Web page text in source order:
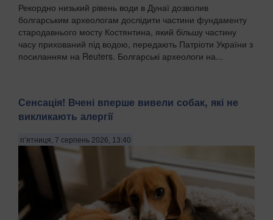
Рекордно низький рівень води в Дунаї дозволив
болгарським археологам дослідити частини фундаменту
стародавнього мосту Костянтина, який більшу частину
часу прихований під водою, передають Патріоти України з
посиланням на Reuters. Болгарські археологи на...
Сенсація! Вчені вперше вивели собак, які не
викликають алергії
п’ятниця, 7 серпень 2026, 13:40